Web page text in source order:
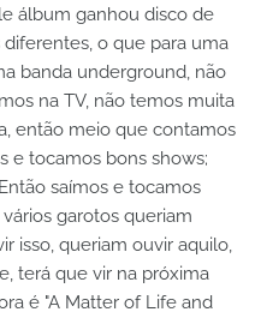
álbum ganhou disco de
o que para uma
banda underground, não
na TV, não temos muita
então meio que contamos
e tocamos bons shows;
saímos e tocamos
garotos queriam
isso, queriam ouvir aquilo,
terá que vir na próxima
é "A Matter of Life and